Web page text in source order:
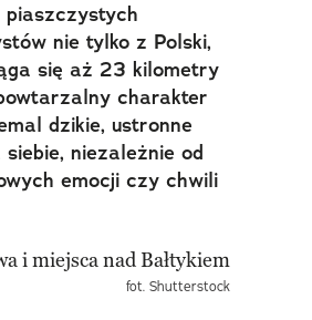
piaszczystych
nie tylko z Polski,
się aż 23 kilometry
charakter
dzikie, ustronne
niezależnie od
emocji czy chwili
fot. Shutterstock